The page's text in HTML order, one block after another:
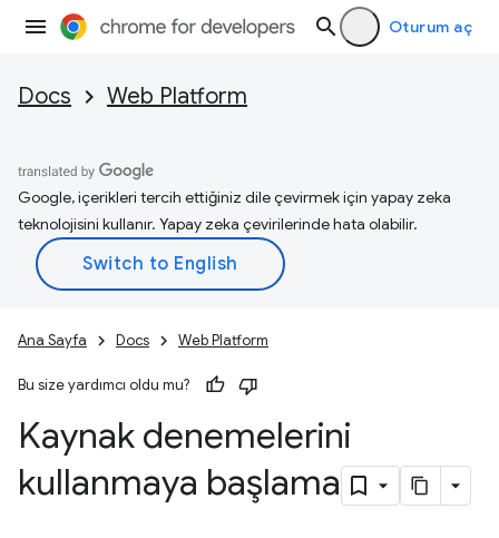
Oturum aç
Docs Web Platform
Google, içerikleri tercih ettiğiniz dile çevirmek için yapay zeka
teknolojisini kullanır. Yapay zeka çevirilerinde hata olabilir.
Ana Sayfa Docs Web Platform
Bu size yardımcı oldu mu?
Kaynak denemelerini
kullanmaya başlama